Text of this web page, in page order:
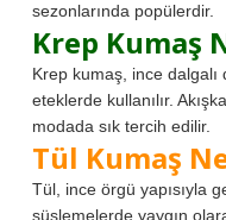
sezonlarında popülerdir.
Krep Kumaş
Krep kumaş, ince dalgalı
eteklerde kullanılır.
modada sık tercih edilir.
Tül Kumaş
Tül, ince örgü yapısıyla
süslemelerde yaygın